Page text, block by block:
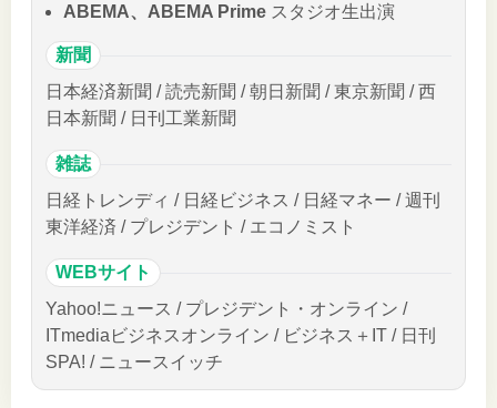
ABEMA、ABEMA Prime スタジオ生出演
新聞
日本経済新聞 / 読売新聞 / 朝日新聞 / 東京新聞 / 西
日本新聞 / 日刊工業新聞
雑誌
日経トレンディ / 日経ビジネス / 日経マネー / 週刊
東洋経済 / プレジデント / エコノミスト
WEBサイト
Yahoo!ニュース / プレジデント・オンライン /
ITmediaビジネスオンライン / ビジネス＋IT / 日刊
SPA! / ニュースイッチ